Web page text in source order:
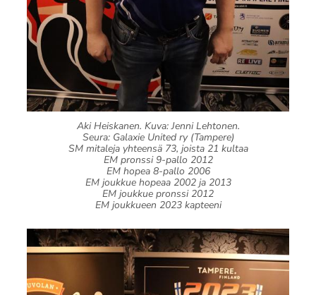
Aki Heiskanen. Kuva: Jenni Lehtonen.
Seura: Galaxie United ry (Tampere)
SM mitaleja yhteensä 73, joista 21 kultaa
EM pronssi 9-pallo 2012
EM hopea 8-pallo 2006
EM joukkue hopeaa 2002 ja 2013
EM joukkue pronssi 2012
EM joukkueen 2023 kapteeni